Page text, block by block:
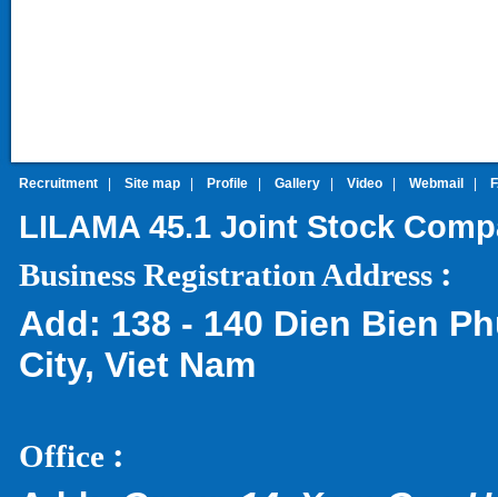
Recruitment Site map Profile Gallery Video Webmail
LILAMA 45.1 Joint Stock
Business Registration Address :
Add: 138 - 140 Dien Bien
City, Viet Nam
Office :